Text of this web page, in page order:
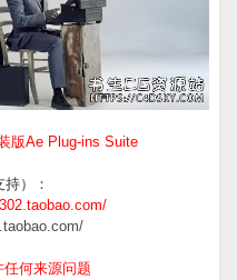
版Ae Plug-ins Suite
）：
何来源问题